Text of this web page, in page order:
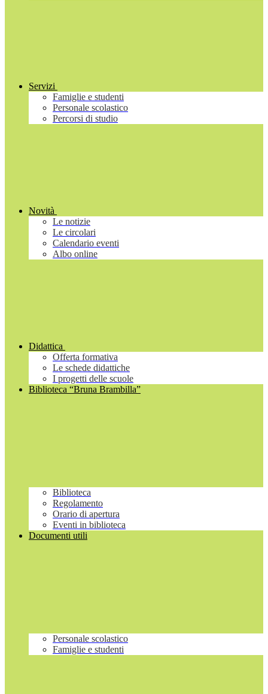
Servizi
Famiglie e studenti
Personale scolastico
Percorsi di studio
Novità
Le notizie
Le circolari
Calendario eventi
Albo online
Didattica
Offerta formativa
Le schede didattiche
I progetti delle scuole
Biblioteca “Bruna Brambilla”
Biblioteca
Regolamento
Orario di apertura
Eventi in biblioteca
Documenti utili
Personale scolastico
Famiglie e studenti